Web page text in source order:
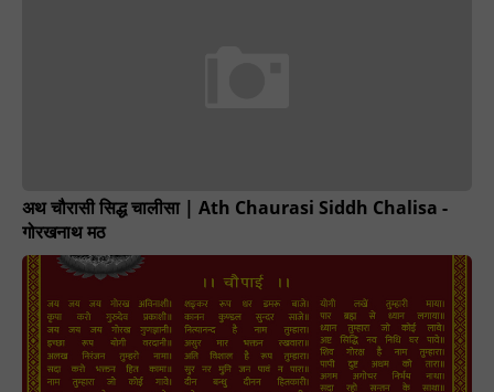
अथ चौरासी सिद्ध चालीसा | Ath Chaurasi Siddh Chalisa -
गोरखनाथ मठ